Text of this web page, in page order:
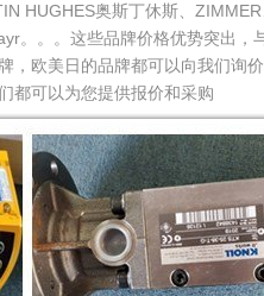
HUGHES奥斯丁休斯、
。。。这些品牌价格优势突出，
，欧美日的品牌都可以向我们询
都可以为您提供报价和采购